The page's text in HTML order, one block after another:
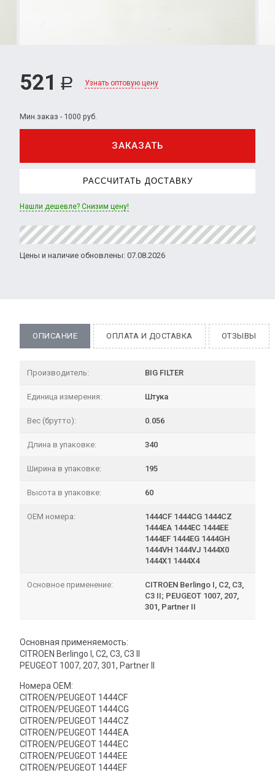
521 Р Узнать оптовую цену
Мин.заказ - 1000 руб.
ЗАКАЗАТЬ
РАССЧИТАТЬ ДОСТАВКУ
Нашли дешевле? Снизим цену!
Цены и наличие обновлены: 07.08.2026
ОПИСАНИЕ ОПЛАТА И ДОСТАВКА ОТЗЫВЫ
Производитель: BIG FILTER
Единица измерения: Штука
Вес (брутто): 0.056
Длина в упаковке: 340
Ширина в упаковке: 195
Высота в упаковке: 60
OEM номера:
1444CF 1444CG 1444CZ
1444EA 1444EC 1444EE
1444EF 1444EG 1444GH
1444VH 1444VJ 1444X0
1444X1 1444X4
Основное применение:
CITROEN Berlingo I, C2, C3,
C3 II; PEUGEOT 1007, 207,
301, Partner II
Основная применяемость:
CITROEN Berlingo I, C2, C3, C3 II
PEUGEOT 1007, 207, 301, Partner II
Номера OEM:
CITROEN/PEUGEOT 1444CF
CITROEN/PEUGEOT 1444CG
CITROEN/PEUGEOT 1444CZ
CITROEN/PEUGEOT 1444EA
CITROEN/PEUGEOT 1444EC
CITROEN/PEUGEOT 1444EE
CITROEN/PEUGEOT 1444EF